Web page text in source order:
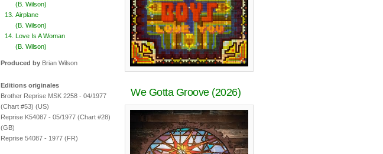
(B. Wilson)
Airplane
(B. Wilson)
Love Is A Woman
(B. Wilson)
Produced by Brian Wilson
Editions originales
Brother Reprise MSK 2258 - 04/1977
(Chart #53) (US)
Reprise K54087 - 05/1977 (Chart #28)
(GB)
Reprise 54087 - 1977 (FR)
We Gotta Groove (2026)